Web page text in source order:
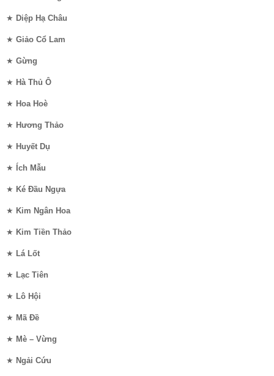
★ Diệp Hạ Châu
★ Giảo Cổ Lam
★ Gừng
★ Hà Thủ Ô
★ Hoa Hoè
★ Hương Thảo
★ Huyết Dụ
★ Ích Mẫu
★ Ké Đầu Ngựa
★ Kim Ngân Hoa
★ Kim Tiền Thảo
★ Lá Lốt
★ Lạc Tiên
★ Lô Hội
★ Mã Đề
★ Mè – Vừng
★ Ngải Cứu